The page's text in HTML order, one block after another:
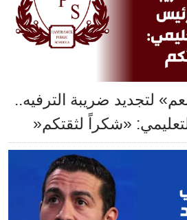
لتجديد ضريبة الترفيه..
«شكراً لثقتكم«